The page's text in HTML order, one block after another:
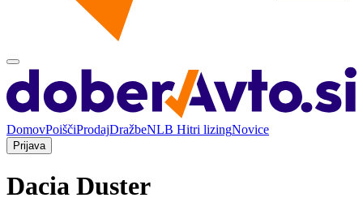
DomovPoiščiProdajDražbeNLB Hitri lizingNovice
Prijava
Dacia Duster